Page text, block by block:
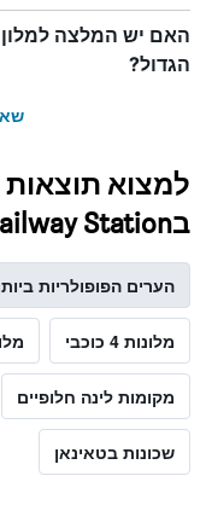
האם יש המלצה
הגדול?
למצוא תוצאות
בXinying Railway Station
הערים הפופולריות
מלונות 4 כוכבי
מקומות לינה חלופיים
שכונות בטאינאן